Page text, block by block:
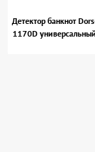
Детектор банкнот
1170D универсальный